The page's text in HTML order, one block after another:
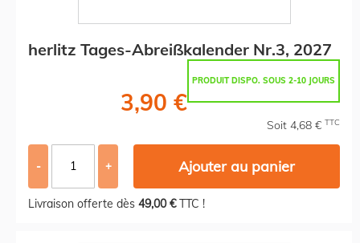
herlitz Tages-Abreißkalender Nr.3, 2027
PRODUIT DISPO. SOUS 2-10 JOURS
3,90 €
Soit 4,68 € TTC
- + Ajouter au panier
Livraison offerte dès 49,00 €TTC !